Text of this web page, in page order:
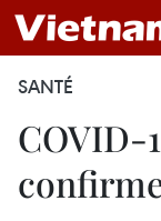
SANTÉ
COVID-